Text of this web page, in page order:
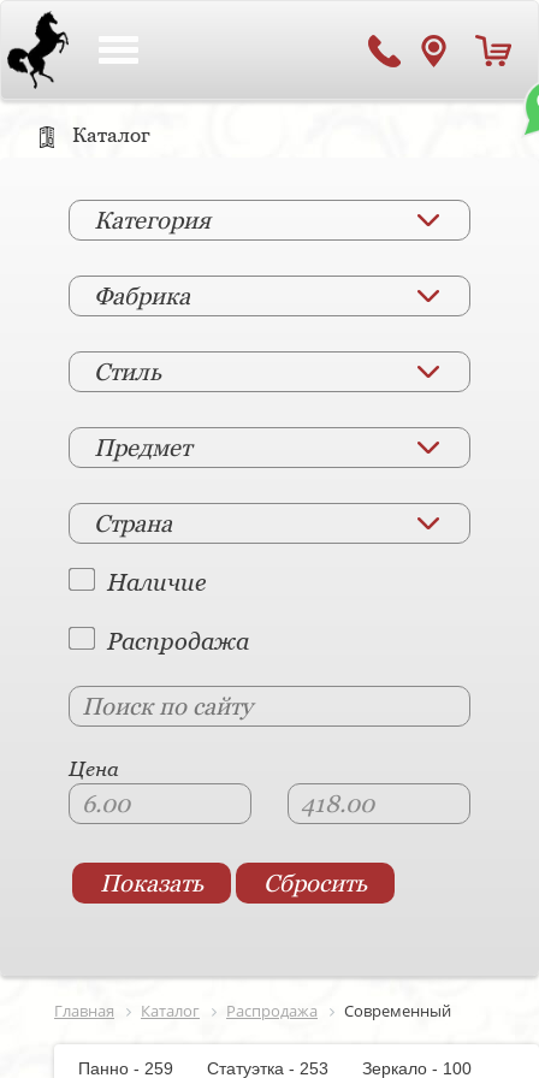
Каталог
Категория
Фабрика
Стиль
Предмет
Страна
Наличие
Распродажа
Цена
Главная Каталог Распродажа Современный
Панно - 259 Статуэтка - 253
Зеркало - 100